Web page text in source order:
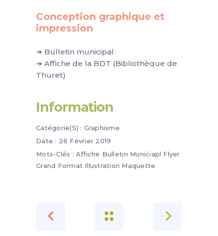
Conception graphique et
impression
➜ Bulletin municipal
➜ Affiche de la BDT (Bibliothèque de
Thuret)
Information
Catégorie(s) : Graphisme
Date : 26 Février 2019
Mots-Clés : Affiche Bulletin Municiapl Flyer
Grand Format Illustration Maquette